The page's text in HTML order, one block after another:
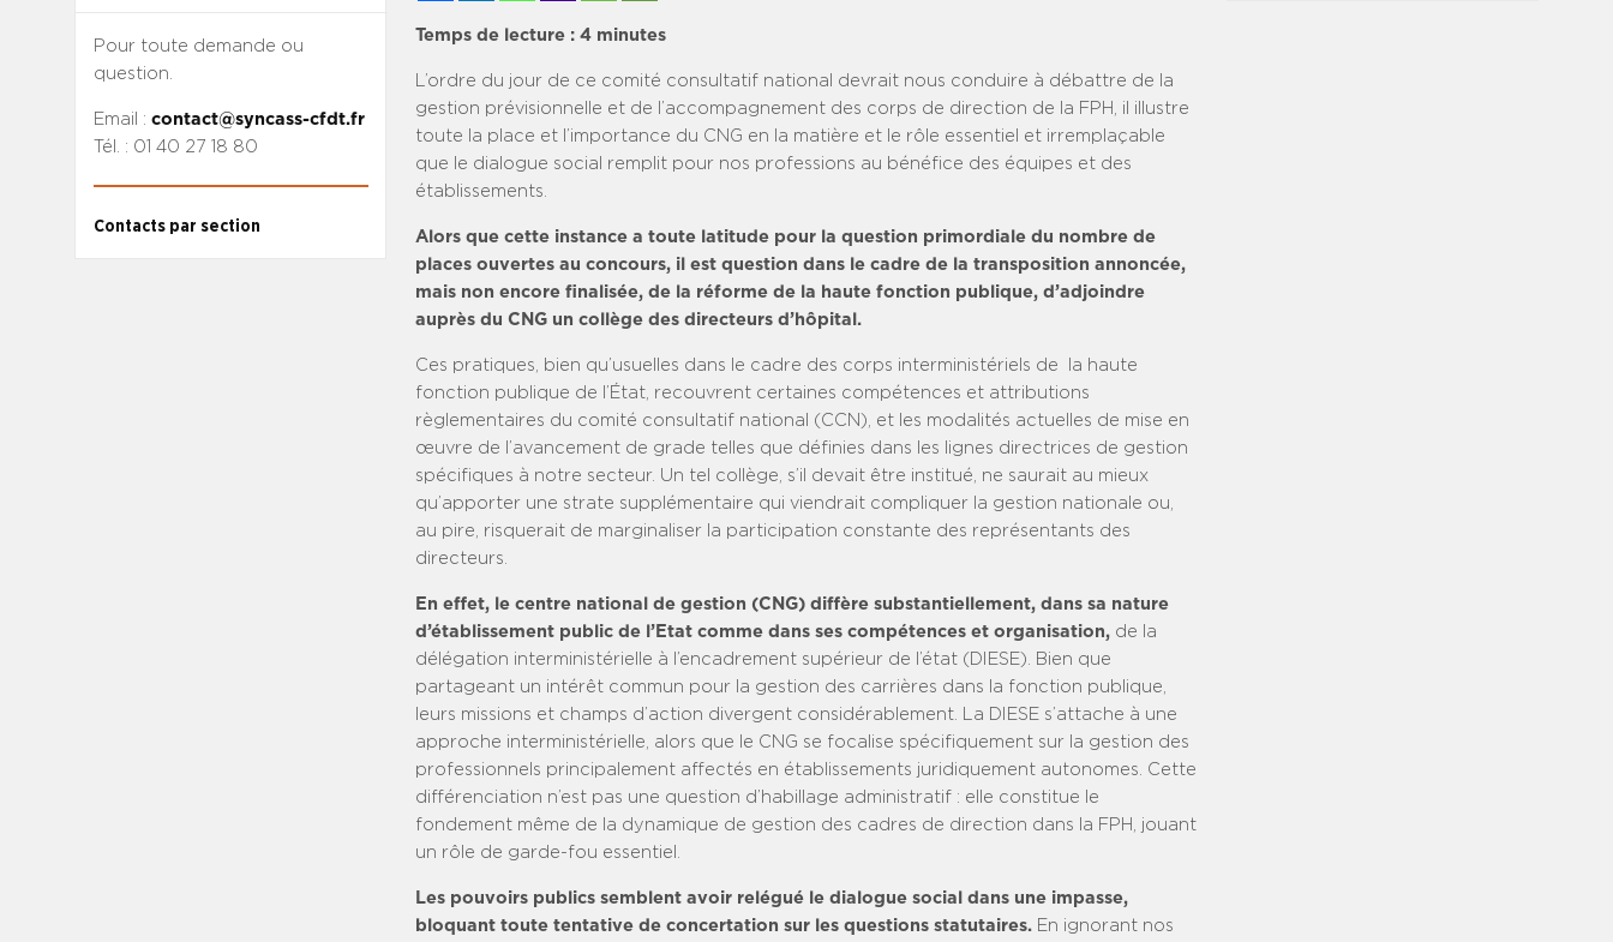
Pour toute demande ou
question.
Email : contact@syncass-cfdt.fr
Tél. : 01 40 27 18 80
Contacts par section
Temps de lecture : 4 minutes
L’ordre du jour de ce comité consultatif national devrait nous conduire à débattre de la
gestion prévisionnelle et de l’accompagnement des corps de direction de la FPH, il illustre
toute la place et l’importance du CNG en la matière et le rôle essentiel et irremplaçable
que le dialogue social remplit pour nos professions au bénéfice des équipes et des
établissements.
Alors que cette instance a toute latitude pour la question primordiale du nombre de
places ouvertes au concours, il est question dans le cadre de la transposition annoncée,
mais non encore finalisée, de la réforme de la haute fonction publique, d’adjoindre
auprès du CNG un collège des directeurs d’hôpital.
Ces pratiques, bien qu’usuelles dans le cadre des corps interministériels de la haute
fonction publique de l’État, recouvrent certaines compétences et attributions
règlementaires du comité consultatif national (CCN), et les modalités actuelles de mise en
œuvre de l’avancement de grade telles que définies dans les lignes directrices de gestion
spécifiques à notre secteur. Un tel collège, s’il devait être institué, ne saurait au mieux
qu’apporter une strate supplémentaire qui viendrait compliquer la gestion nationale ou,
au pire, risquerait de marginaliser la participation constante des représentants des
directeurs.
En effet, le centre national de gestion (CNG) diffère substantiellement, dans sa nature
d’établissement public de l’Etat comme dans ses compétences et organisation, de la
délégation interministérielle à l’encadrement supérieur de l’état (DIESE). Bien que
partageant un intérêt commun pour la gestion des carrières dans la fonction publique,
leurs missions et champs d’action divergent considérablement. La DIESE s’attache à une
approche interministérielle, alors que le CNG se focalise spécifiquement sur la gestion des
professionnels principalement affectés en établissements juridiquement autonomes. Cette
différenciation n’est pas une question d’habillage administratif : elle constitue le
fondement même de la dynamique de gestion des cadres de direction dans la FPH, jouant
un rôle de garde-fou essentiel.
Les pouvoirs publics semblent avoir relégué le dialogue social dans une impasse,
bloquant toute tentative de concertation sur les questions statutaires. En ignorant nos